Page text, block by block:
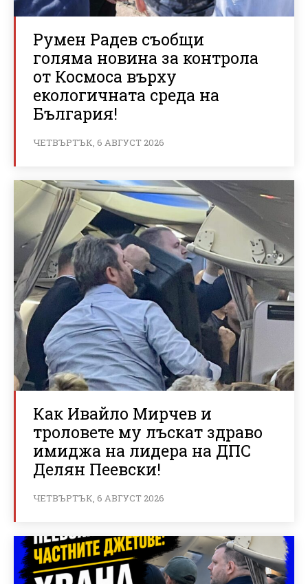
Румен Радев съобщи
голяма новина за контрола
от Космоса върху
екологичната среда на
България!
ЧЕТВЪРТЪК, 6 АВГУСТ 2026
Как Ивайло Мирчев и
троловете му лъскат здраво
имиджа на лидера на ДПС
Делян Пеевски!
ЧЕТВЪРТЪК, 6 АВГУСТ 2026